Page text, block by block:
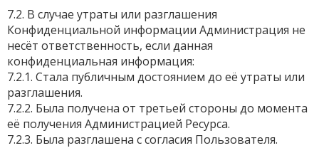
7.2. В случае утраты или разглашения
Конфиденциальной информации Администрация не
несёт ответственность, если данная
конфиденциальная информация:
7.2.1. Стала публичным достоянием до её утраты или
разглашения.
7.2.2. Была получена от третьей стороны до момента
её получения Администрацией Ресурса.
7.2.3. Была разглашена с согласия Пользователя.